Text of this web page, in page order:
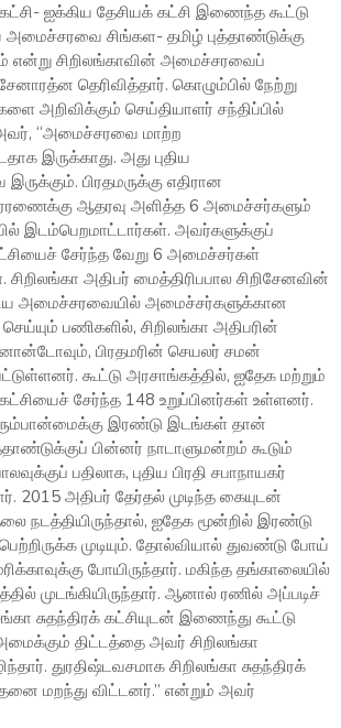
கட்சி- ஐக்கிய தேசியக் கட்சி இணைந்த கூட்டு
அமைச்சரவை சிங்கள- தமிழ் புத்தாண்டுக்கு
என்று சிறிலங்காவின் அமைச்சரவைப்
தெரிவித்தார். கொழும்பில் நேற்று
அறிவிக்கும் செய்தியாளர் சந்திப்பில்
“அமைச்சரவை மாற்ற
இருக்காது. அது புதிய
பிரதமருக்கு எதிரான
ஆதரவு அளித்த 6 அமைச்சர்களும்
இடம்பெறமாட்டார்கள். அவர்களுக்குப்
சேர்ந்த வேறு 6 அமைச்சர்கள்
சிறிலங்கா அதிபர் மைத்திரிபபால சிறிசேனவின்
அமைச்சரவையில் அமைச்சர்களுக்கான
பணிகளில், சிறிலங்கா அதிபரின்
பிரதமரின் செயலர் சமன்
கூட்டு அரசாங்கத்தில், ஐதேக மற்றும்
கட்சியைச் சேர்ந்த 148 உறுப்பினர்கள் உள்ளனர்.
இரண்டு இடங்கள் தான்
பின்னர் நாடாளுமன்றம் கூடும்
பதிலாக, புதிய பிரதி சபாநாயகர்
2015 அதிபர் தேர்தல் முடிந்த கையுடன்
நடத்தியிருந்தால், ஐதேக மூன்றில் இரண்டு
முடியும். தோல்வியால் துவண்டு போய்
போயிருந்தார். மகிந்த தங்காலையில்
முடங்கியிருந்தார். ஆனால் ரணில் அப்படிச்
சுதந்திரக் கட்சியுடன் இணைந்து கூட்டு
திட்டத்தை அவர் சிறிலங்கா
துரதிஷ்டவசமாக சிறிலங்கா சுதந்திரக்
மறந்து விட்டனர்.” என்றும் அவர்